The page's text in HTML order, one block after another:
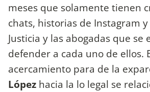
meses que solamente tienen
chats, historias de Instagram
Justicia y las abogadas que se
defender a cada uno de ellos.
acercamiento para de la
López hacia la lo legal se